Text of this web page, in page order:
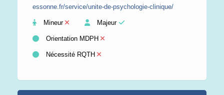
essonne.fr/service/unite-de-psychologie-clinique/
Mineur Majeur
Orientation MDPH
Nécessité RQTH